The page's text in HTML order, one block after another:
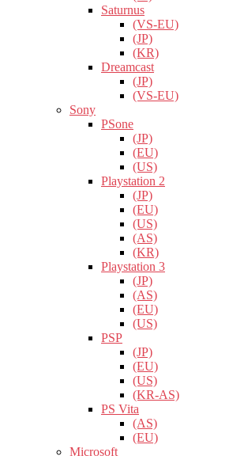
Saturnus
(VS-EU)
(JP)
(KR)
Dreamcast
(JP)
(VS-EU)
Sony
PSone
(JP)
(EU)
(US)
Playstation 2
(JP)
(EU)
(US)
(AS)
(KR)
Playstation 3
(JP)
(AS)
(EU)
(US)
PSP
(JP)
(EU)
(US)
(KR-AS)
PS Vita
(AS)
(EU)
Microsoft